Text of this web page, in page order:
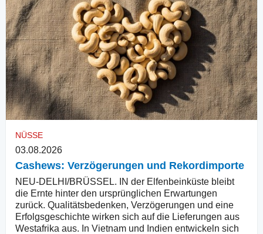
NÜSSE
03.08.2026
Cashews: Verzögerungen und Rekordimporte
NEU-DELHI/BRÜSSEL. IN der Elfenbeinküste bleibt
die Ernte hinter den ursprünglichen Erwartungen
zurück. Qualitätsbedenken, Verzögerungen und eine
Erfolgsgeschichte wirken sich auf die Lieferungen aus
Westafrika aus. In Vietnam und Indien entwickeln sich